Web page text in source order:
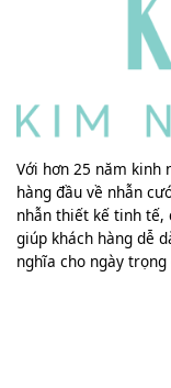
Với hơn 25 năm kinh
hàng đầu về nhẫn
nhẫn thiết kế tinh tế,
giúp khách hàng dễ
nghĩa cho ngày